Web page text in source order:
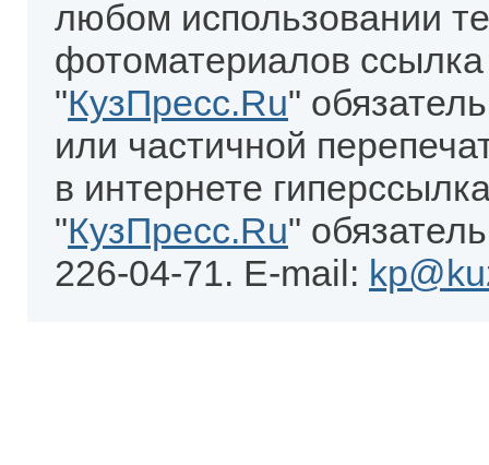
любом использовании
фотоматериалов
"КузПресс.Ru"
или частичной
в интернете
"КузПресс.Ru"
226-04-71. E-mail: